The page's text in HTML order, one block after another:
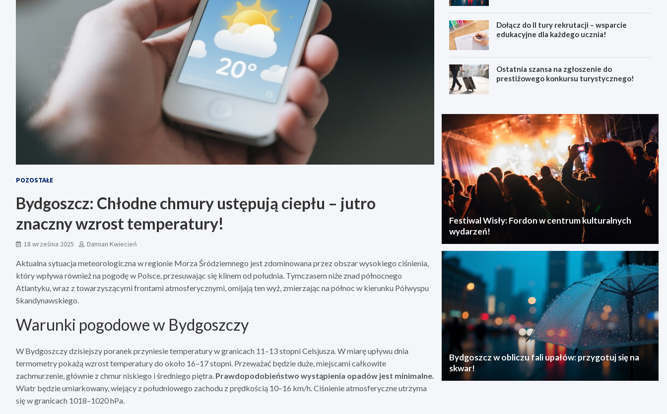
POZOSTAŁE
Bydgoszcz: Chłodne chmury ustępują ciepłu – jutro
znaczny wzrost temperatury!
18 września 2025 Damian Kwiecień
Aktualna sytuacja meteorologiczna w regionie Morza Śródziemnego jest zdominowana przez obszar wysokiego ciśnienia,
który wpływa również na pogodę w Polsce, przesuwając się klinem od południa. Tymczasem niże znad północnego
Atlantyku, wraz z towarzyszącymi frontami atmosferycznymi, omijają ten wyż, zmierzając na północ w kierunku Półwyspu
Skandynawskiego.
Warunki pogodowe w Bydgoszczy
W Bydgoszczy dzisiejszy poranek przyniesie temperatury w granicach 11–13 stopni Celsjusza. W miarę upływu dnia
termometry pokażą wzrost temperatury do około 16–17 stopni. Przeważać będzie duże, miejscami całkowite
zachmurzenie, głównie z chmur niskiego i średniego piętra. Prawdopodobieństwo wystąpienia opadów jest minimalne.
Wiatr będzie umiarkowany, wiejący z południowego zachodu z prędkością 10–16 km/h. Ciśnienie atmosferyczne utrzyma
się w granicach 1018–1020 hPa.
Dołącz do II tury rekrutacji – wsparcie
edukacyjne dla każdego ucznia!
Ostatnia szansa na zgłoszenie do
prestiżowego konkursu turystycznego!
Festiwal Wisły: Fordon w centrum kulturalnych
wydarzeń!
Bydgoszcz w obliczu fali upałów: przygotuj się na
skwar!